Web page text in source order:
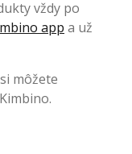
vždy po
app a už
môžete